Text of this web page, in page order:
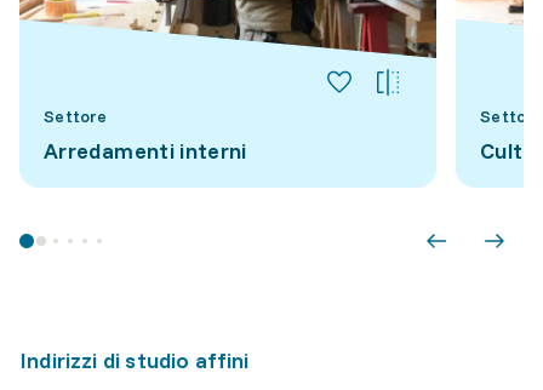
Settore
Arredamenti interni
Settore
Indirizzi di studio affini